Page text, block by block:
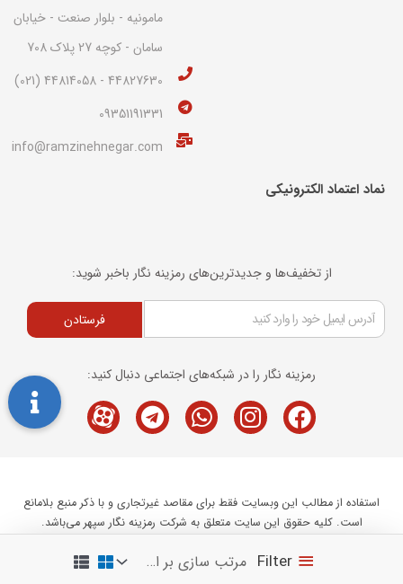
Filter
مامونیه - بلوار صنعت - خیابان
سامان - کوچه 27 پلاک 708
44827630 - 44814058 (021)
09351191331
info@ramzinehnegar.com
نماد اعتماد الکترونیکی​
از تخفیف‌ها و جدیدترین‌های رمزینه نگار باخبر شوید:
فرستادن
رمزینه نگار را در شبکه‌های اجتماعی دنبال کنید:
Facebook
Instagram
Whatsapp
Telegram
M-
icon-
استفاده از مطالب این وبسایت فقط برای مقاصد غیرتجاری و با ذکر منبع بلامانع
است. کلیه حقوق این سایت متعلق به شرکت رمزینه نگار سپهر می‌باشد.